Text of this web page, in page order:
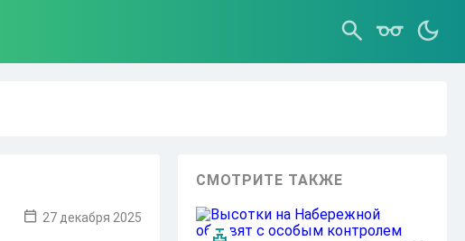
27 декабря 2025
СМОТРИТЕ ТАКЖЕ